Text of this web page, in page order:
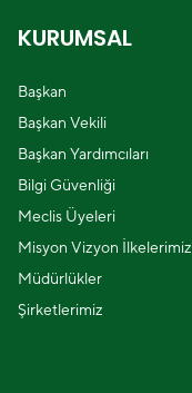
KURUMSAL
Başkan
Başkan Vekili
Başkan Yardımcıları
Bilgi Güvenliği
Meclis Üyeleri
Misyon Vizyon İlkelerimiz
Müdürlükler
Şirketlerimiz